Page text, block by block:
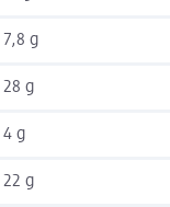
7,8 g
28 g
4 g
22 g